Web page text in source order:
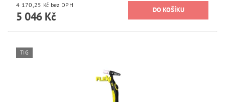
4 170,25 Kč bez DPH
5 046 Kč
TIG